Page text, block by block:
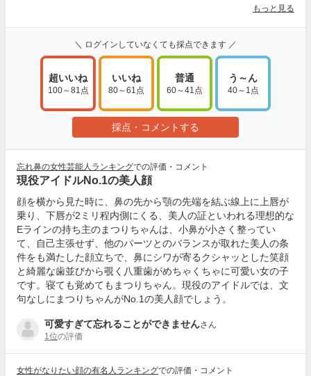
もっと見る
＼ ログインしていなくても採点できます ／
超いいね
100～81点
いいね
80～61点
普通
60～41点
う～ん
40～1点
採点・コメントする
忘れ鼻の女性芸能人ランキングでの評価・コメント
現役アイドルNo.1の美人顔
顔を横から見た時に、鼻の先から顎の先端を結ぶ線上に上唇が
乗り、下唇が2ミリ程内側にくる、美人の証といわれる理想的な
Eラインの持ち主のまつりちゃんは、小鼻が小さく整ってい
て、自己主張せず、他のパーツとのバランスが取れた美人の条
件をも満たした顔立ちで、鼻にシワが寄るクシャッとした笑顔
と綺麗な歯並びから覗く八重歯がめちゃくちゃに可愛い女の子
です。寝ても覚めてもまつりちゃん。現役のアイドルでは、文
句なしにまつりちゃんがNo.1の美人顔でしょう。
可愛すぎて忘れることができませんさん
1位の評価
女性がなりたい顔の有名人ランキングでの評価・コメント